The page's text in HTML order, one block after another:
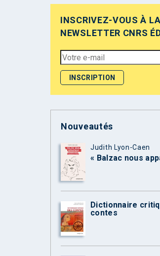
INSCRIVEZ-VOUS À LA
NEWSLETTER CNRS
Nouveautés
Judith Lyon-Caen
« Balzac nous
Dictionnaire
contes